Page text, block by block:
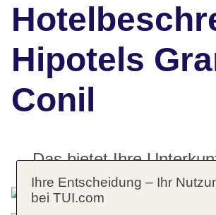
Hipotels
Conil
Das bietet Ihre
Ihre Entscheidung – Ihr
bei TUI.com